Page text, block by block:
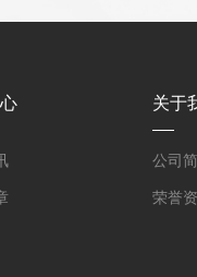
关于
公司
荣誉